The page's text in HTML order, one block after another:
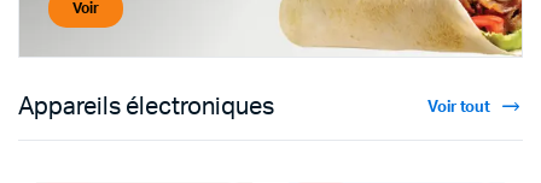
Voir
Appareils électroniques Voir tout